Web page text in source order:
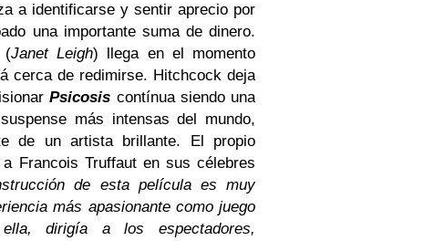
a identificarse y sentir aprecio por
una importante suma de dinero.
(Janet Leigh) llega en el momento
cerca de redimirse. Hitchcock deja
Psicosis contínua siendo una
más intensas del mundo,
de un artista brillante. El propio
Francois Truffaut en sus célebres
de esta película es muy
más apasionante como juego
dirigía a los espectadores,